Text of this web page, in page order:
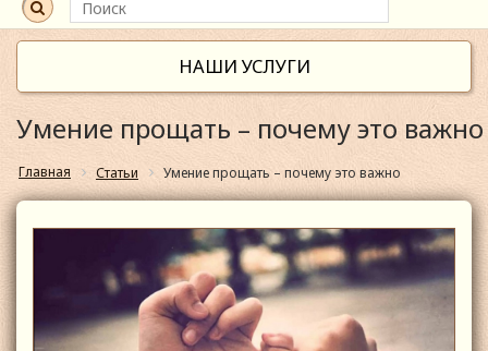
НАШИ УСЛУГИ
Умение прощать – почему это важно
Главная Статьи Умение прощать – почему это важно